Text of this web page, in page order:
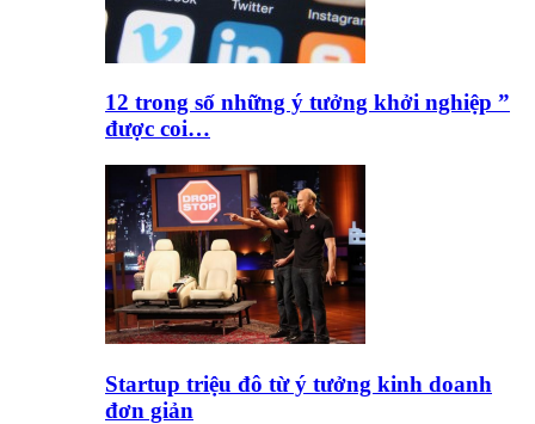
12 trong số những ý tưởng khởi nghiệp ”
được coi…
Startup triệu đô từ ý tưởng kinh doanh
đơn giản